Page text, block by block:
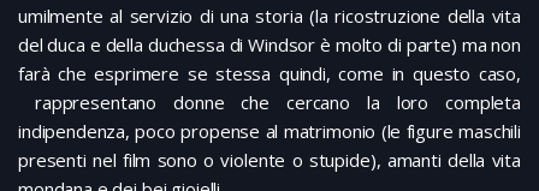
umilmente al servizio di una storia (la ricostruzione della vita
del duca e della duchessa di Windsor è molto di parte) ma non
farà che esprimere se stessa quindi, come in questo caso,
rappresentano donne che cercano la loro completa
indipendenza, poco propense al matrimonio (le figure maschili
presenti nel film sono o violente o stupide), amanti della vita